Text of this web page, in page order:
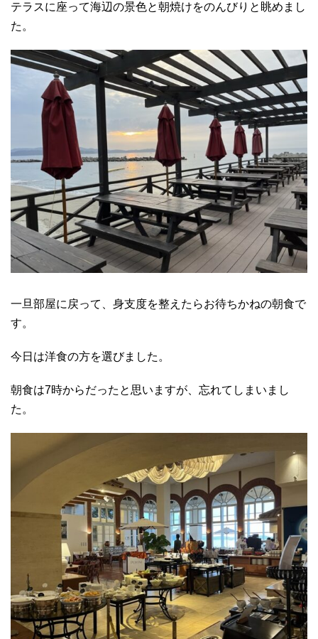
テラスに座って海辺の景色と朝焼けをのんびりと眺めまし
た。
一旦部屋に戻って、身支度を整えたらお待ちかねの朝食で
す。
今日は洋食の方を選びました。
朝食は7時からだったと思いますが、忘れてしまいまし
た。